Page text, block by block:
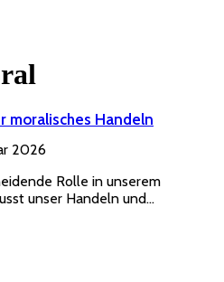
moralisches Handeln
2026
Rolle in unserem
unser Handeln und…